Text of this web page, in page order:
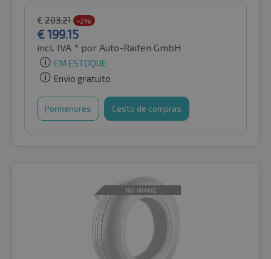
€ 203.21 -2%
€199.15
incl. IVA * por Auto-Raifen GmbH
EM ESTOQUE
Envio gratuito
Pormenores Cesto de compras